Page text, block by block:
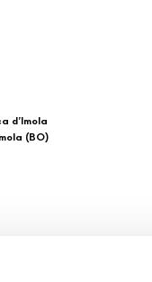
d’Imola
(BO)